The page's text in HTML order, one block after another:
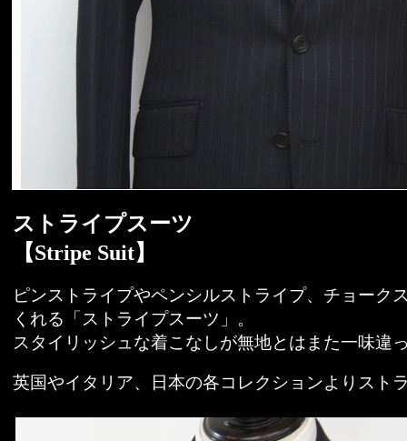
ストライプスーツ
【Stripe Suit】
ピンストライプやペンシルストライプ、チョーク
くれる「ストライプスーツ」。
スタイリッシュな着こなしが無地とはまた一味違
英国やイタリア、日本の各コレクションよりスト